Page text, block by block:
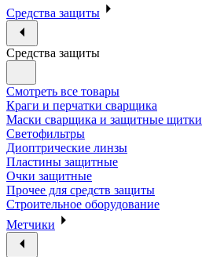
Средства защиты
Средства защиты
Смотреть все товары
Краги и перчатки сварщика
Маски сварщика и защитные щитки
Светофильтры
Диоптрические линзы
Пластины защитные
Очки защитные
Прочее для средств защиты
Строительное оборудование
Метчики